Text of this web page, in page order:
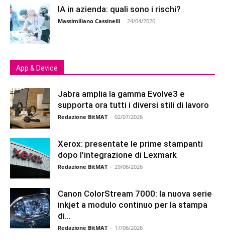
IA in azienda: quali sono i rischi?
Massimiliano Cassinelli - 24/04/2026
App & Device
Jabra amplia la gamma Evolve3 e
supporta ora tutti i diversi stili di lavoro
Redazione BitMAT - 02/07/2026
Xerox: presentate le prime stampanti
dopo l’integrazione di Lexmark
Redazione BitMAT - 29/06/2026
Canon ColorStream 7000: la nuova serie
inkjet a modulo continuo per la stampa
di...
Redazione BitMAT - 17/06/2026